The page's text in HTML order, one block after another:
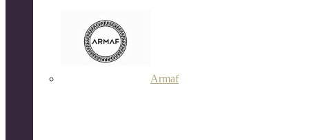
Armaf